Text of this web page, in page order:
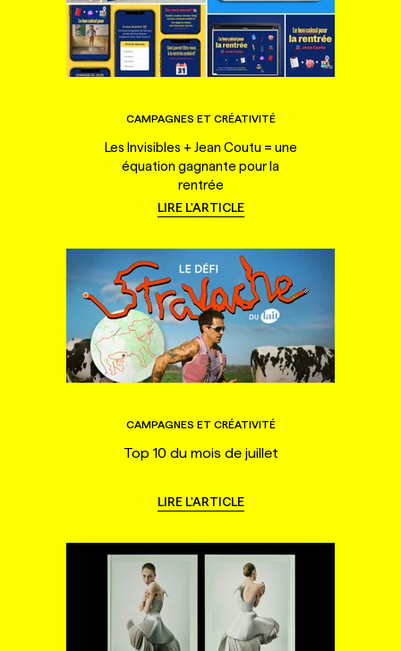
CAMPAGNES ET CRÉATIVITÉ
Les Invisibles + Jean Coutu = une
équation gagnante pour la
rentrée
LIRE L'ARTICLE
CAMPAGNES ET CRÉATIVITÉ
Top 10 du mois de juillet
LIRE L'ARTICLE